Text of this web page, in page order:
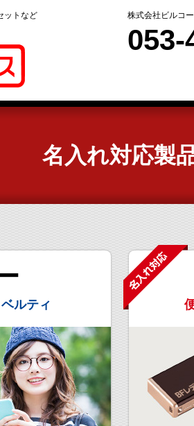
ットなど
株式会社ビルコ
053-
名入れ対応製
ルティ